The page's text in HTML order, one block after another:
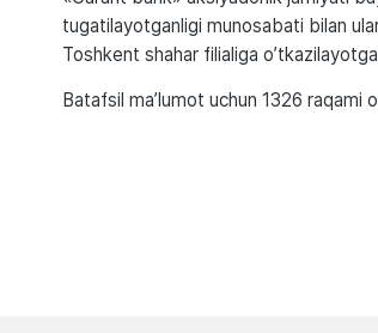
tugatilayotganligi munosabati bilan
Toshkent shahar filialiga
Batafsil ma’lumot uchun 1326 raqami